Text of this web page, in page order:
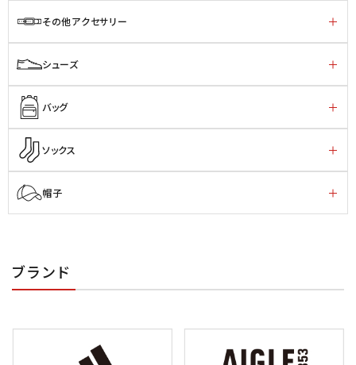
その他アクセサリー
シューズ
バッグ
ソックス
帽子
ブランド